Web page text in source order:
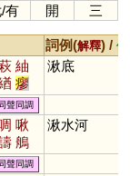
/有 開 三
詞例(解釋) /
紬
瘳
湫底
同聲同調
啾
鵃
騶
湫水河
同聲同調